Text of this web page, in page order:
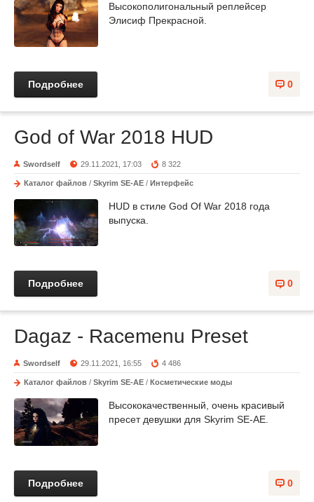
Высокополигональный реплейсер
Элисиф Прекрасной.
0
Подробнее
God of War 2018 HUD
Swordself 29.11.2021, 17:03 8 322
Каталог файлов / Skyrim SE-AE / Интерфейс
HUD в стиле God Of War 2018 года
выпуска.
0
Подробнее
Dagaz - Racemenu Preset
Swordself 29.11.2021, 16:55 4 486
Каталог файлов / Skyrim SE-AE / Косметические моды
Высококачественный, очень красивый
пресет девушки для Skyrim SE-AE.
0
Подробнее